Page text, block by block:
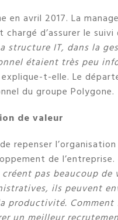
en avril 2017. La
d’assurer le suivi
structure IT, dans la
étaient très peu
t-elle. Le
du groupe Polygone.
de valeur
repenser
de l’entreprise.
pas beaucoup de
ils peuvent
productivité.